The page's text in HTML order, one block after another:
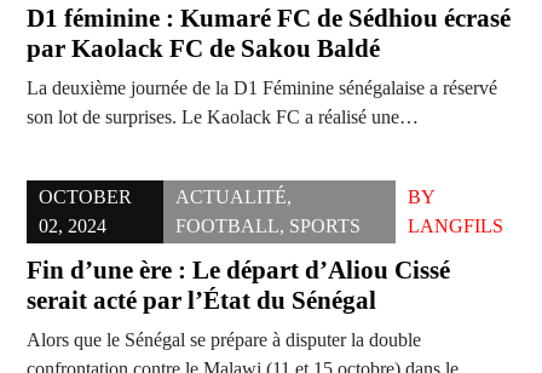
D1 féminine : Kumaré FC de Sédhiou écrasé
par Kaolack FC de Sakou Baldé
La deuxième journée de la D1 Féminine sénégalaise a réservé
son lot de surprises. Le Kaolack FC a réalisé une…
OCTOBER
02, 2024
ACTUALITÉ,
FOOTBALL, SPORTS
BY
LANGFILS
Fin d’une ère : Le départ d’Aliou Cissé
serait acté par l’État du Sénégal
Alors que le Sénégal se prépare à disputer la double